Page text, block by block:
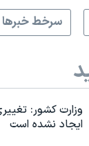
سرخط خبرها
وزارت کشور:
ایجاد نشده است